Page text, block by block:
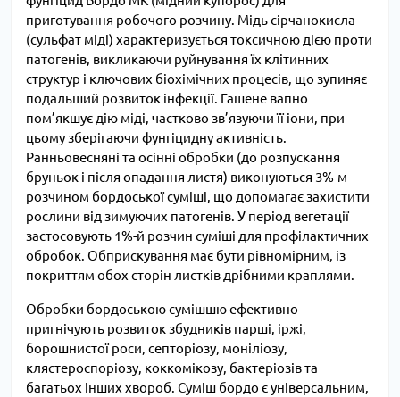
приготування робочого розчину. Мідь сірчанокисла
(сульфат міді) характеризується токсичною дією проти
патогенів, викликаючи руйнування їх клітинних
структур і ключових біохімічних процесів, що зупиняє
подальший розвиток інфекції. Гашене вапно
пом’якшує дію міді, частково зв’язуючи її іони, при
цьому зберігаючи фунгіцидну активність.
Ранньовесняні та осінні обробки (до розпускання
бруньок і після опадання листя) виконуються 3%-м
розчином бордоської суміші, що допомагає захистити
рослини від зимуючих патогенів. У період вегетації
застосовують 1%-й розчин суміші для профілактичних
обробок. Обприскування має бути рівномірним, із
покриттям обох сторін листків дрібними краплями.
Обробки бордоською сумішшю ефективно
пригнічують розвиток збудників парші, іржі,
борошнистої роси, септоріозу, моніліозу,
клястероспоріозу, коккомікозу, бактеріозів та
багатьох інших хвороб. Суміш бордо є універсальним,